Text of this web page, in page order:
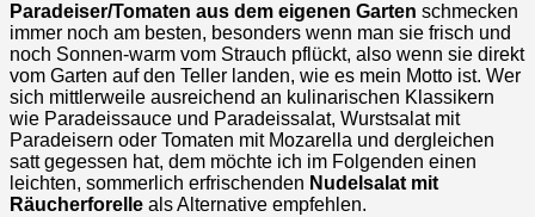
Paradeiser/Tomaten aus dem eigenen Garten schmecken
immer noch am besten, besonders wenn man sie frisch und
noch Sonnen-warm vom Strauch pflückt, also wenn sie direkt
vom Garten auf den Teller landen, wie es mein Motto ist. Wer
sich mittlerweile ausreichend an kulinarischen Klassikern
wie Paradeissauce und Paradeissalat, Wurstsalat mit
Paradeisern oder Tomaten mit Mozarella und dergleichen
satt gegessen hat, dem möchte ich im Folgenden einen
leichten, sommerlich erfrischenden Nudelsalat mit
Räucherforelle als Alternative empfehlen.